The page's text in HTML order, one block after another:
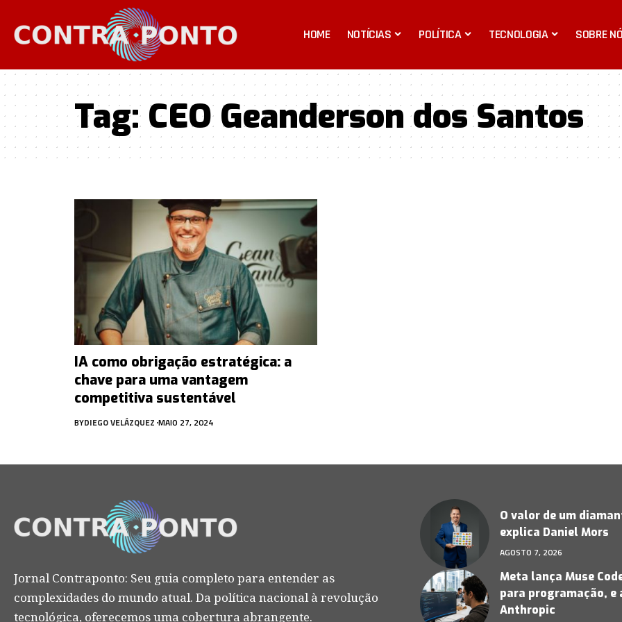
HOME NOTÍCIAS POLÍTICA TECNOLOGIA SOBRE
Tag:CEO Geanderson dos Santos
IA como obrigação estratégica: a
chave para uma vantagem
competitiva sustentável
BYDIEGO VELÁZQUEZ MAIO 27, 2024
Jornal Contraponto: Seu guia completo para entender as
complexidades do mundo atual. Da política nacional à revolução
tecnológica, oferecemos uma cobertura abrangente.
O valor de um
explica Daniel Mors
AGOSTO 7, 2026
Meta lança Muse
para programação, e
Anthropic